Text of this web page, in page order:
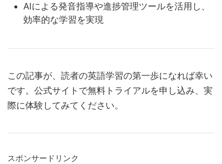
AIによる発音指導や進捗管理ツールを活用し、
効率的な学習を実現
この記事が、読者の英語学習の第一歩になれば幸い
です。公式サイトで無料トライアルを申し込み、実
際に体験してみてください。
スポンサードリンク